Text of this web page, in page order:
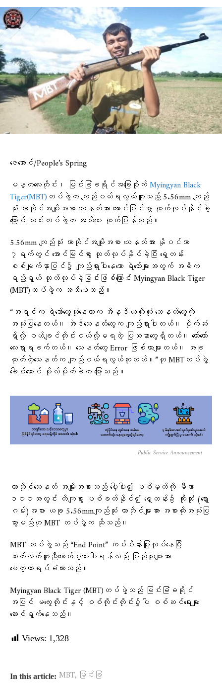
ဇေအောင်/People’s Spring
မန္တလေးတိုင်း၊ မြင်းခြံခရိုင်အခြေစိုက်Myingyan Black
Tiger(MBT) တပ်ဖွဲ့က ကျည်ဝယ်ရလွယ်ကူသည့် 5.56mm ကျည်
သုံး ကာဘိုင်အမျိုးအစား သေနတ်အား အောင်မြင်စွာ ထုတ်လုပ်နိုင်ခဲ့
ကြောင်း ယင်းတပ်ဖွဲ့က အသိပေး ထုတ်ပြန်သည်။
5.56mm ကျည်သုံး ကာဘိုင်အမျိုးအစား သေနတ်အား နိုဝင်ဘာ
၇ရက်တွင် အောင်မြင်စွာ ထုတ်လုပ်နိုင်ခဲ့ပြီး ရှေ့တန်း
စစ်မျက်နှာပြင်၌ ကျည်ရှားပါးနေသော ရဲဘော်များအတွက် အဓိက
ရည်ရွယ် ထုတ်လုပ်ခဲ့ခြင်းဖြစ်ကြောင်း Myingyan Black Tiger
(MBT)တပ်ဖွဲ့က အသိပေးသည်။
“အရင်က ရဲဘော်တွေသုံးနေတာက အိန္ဒိယကိုးလုံး သေနတ်တွေကို
အသုံးပြုနေတယ်။ အဲဒီသေနတ်တွေက ကျည်ရှားပါးတယ်။ ပိုက်ဆံ
ရှိလို့ ဝယ်ချင်တိုင်းဝယ်လို့မရတဲ့ ပြဿနာတွေရှိတယ်။ တော်တော်
လေးရှာရခက်တယ်။ သေနတ်တွေ Error ဖြစ်တာများတယ်။ အခု
ထုတ်တဲ့သေနတ်က ကျည်ဝယ်ရလွယ်ကူတယ်။”ဟု MBTတပ်ဖွဲ့
ခေါင်းဆောင် ဗိုလ်မိုက်ခဲက ပြောသည်။
Public Service Announcement
ကာဘိုင်သေနတ် အမျိုးအစားသည် ပေါ့ပါး၍ ပစ်မှတ်ကို မီတာ
၁၀၀အတွင်း တိကျစွာ ပစ်ခတ်နိုင်၍ ရှေ့တန်း၌ ကိုးလုံး (ရှော့
ဂမ်း)အစား ယခု 5.56mmကျည်သုံး ကာဘိုင်များအား အစားထိုးအသုံးပြု
သွားမည်ဟု MBT တပ်ဖွဲ့က ဆိုသည်။
MBT တပ်ဖွဲ့သည် “End Point” ကမ်ပိန်းပြုလုပ်နေပြီး
ဆက်လက်ကူညီ‌ထောက်ပံ့ပေးပါရန်လည်း ပြည်သူများအား
မေတ္တာရပ်ခံထားသည်။
Myingyan Black Tiger (MBT)တပ်ဖွဲ့သည် မြင်းခြံခရိုင်
အပြင် မကွေးတိုင်းနှင့် စစ်ကိုင်းတိုင်း၌ပါ စစ်ဆင်ရေးများ
ဆောင်ရွက်နေသည်။
Views: 1,328
In this article: MBT, မြင်းခြံ